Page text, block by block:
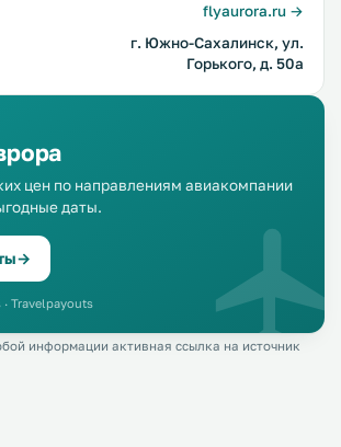
flyaurora.ru →
г. Южно-Сахалинск, ул.
Горького, д. 50а
цен по направлениям авиакомпании
даты.
→
· Travelpayouts
информации активная ссылка на источник